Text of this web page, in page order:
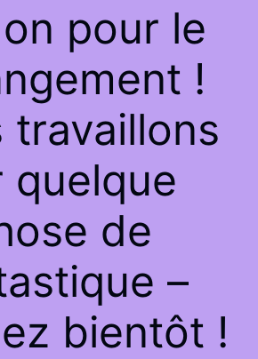
pour le
!
travaillons
quelque
de
–
bientôt !